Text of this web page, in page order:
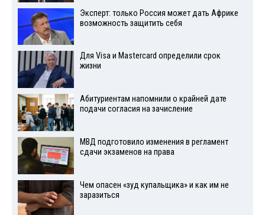
Эксперт: только Россия может дать Африке
возможность защитить себя
Для Visа и Mastercard определили срок
жизни
Абитуриентам напомнили о крайней дате
подачи согласия на зачисление
МВД подготовило изменения в регламент
сдачи экзаменов на права
Чем опасен «зуд купальщика» и как им не
заразиться